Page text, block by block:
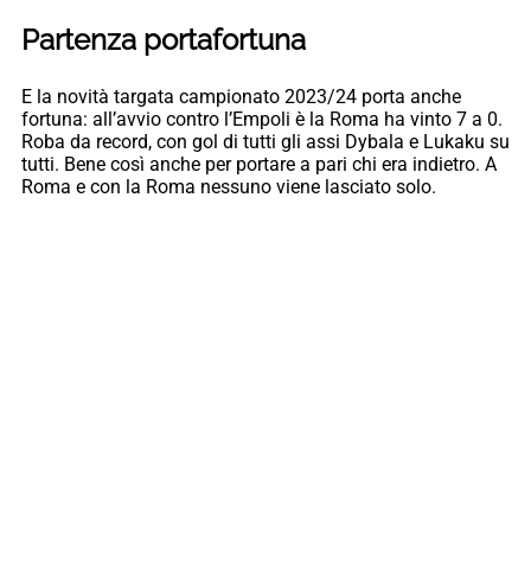
Partenza portafortuna
E la novità targata campionato 2023/24 porta anche
fortuna: all’avvio contro l’Empoli è la Roma ha vinto 7 a 0.
Roba da record, con gol di tutti gli assi Dybala e Lukaku su
tutti. Bene così anche per portare a pari chi era indietro. A
Roma e con la Roma nessuno viene lasciato solo.